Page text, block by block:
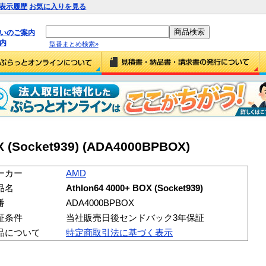
示履歴 お気に入りを見る
のご案内
型番まとめ検索»
(Socket939) (ADA4000BPBOX)
カー
AMD
名
Athlon64 4000+ BOX (Socket939)
ADA4000BPBOX
条件
当社販売日後センドバック3年保証
について
特定商取引法に基づく表示